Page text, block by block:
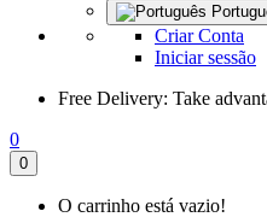
Criar Conta
Iniciar sessão
Free Delivery: Take
0
0
O carrinho está vazio!